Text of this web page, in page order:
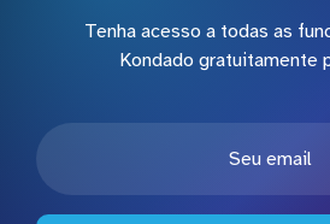
Tenha acesso a todas as
Kondado gratuitamente